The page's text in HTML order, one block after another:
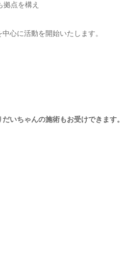
点を構え
心に活動を開始いたします。
いちゃんの施術もお受けできます。